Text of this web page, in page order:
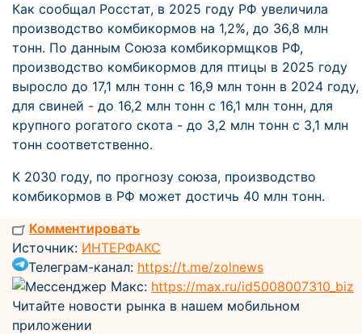
Как сообщал Росстат, в 2025 году РФ увеличила
производство комбикормов на 1,2%, до 36,8 млн
тонн. По данным Союза комбикормщков РФ,
производство комбикормов для птицы в 2025 году
выросло до 17,1 млн тонн с 16,9 млн тонн в 2024 году,
для свиней - до 16,2 млн тонн с 16,1 млн тонн, для
крупного рогатого скота - до 3,2 млн тонн с 3,1 млн
тонн соответственно.
К 2030 году, по прогнозу союза, производство
комбикормов в РФ может достичь 40 млн тонн.
Комментировать
Источник: ИНТЕРФАКС
Телеграм-канал: https://t.me/zolnews
Мессенджер Макс: https://max.ru/id5008007310_biz
Читайте новости рынка в нашем мобильном
приложении